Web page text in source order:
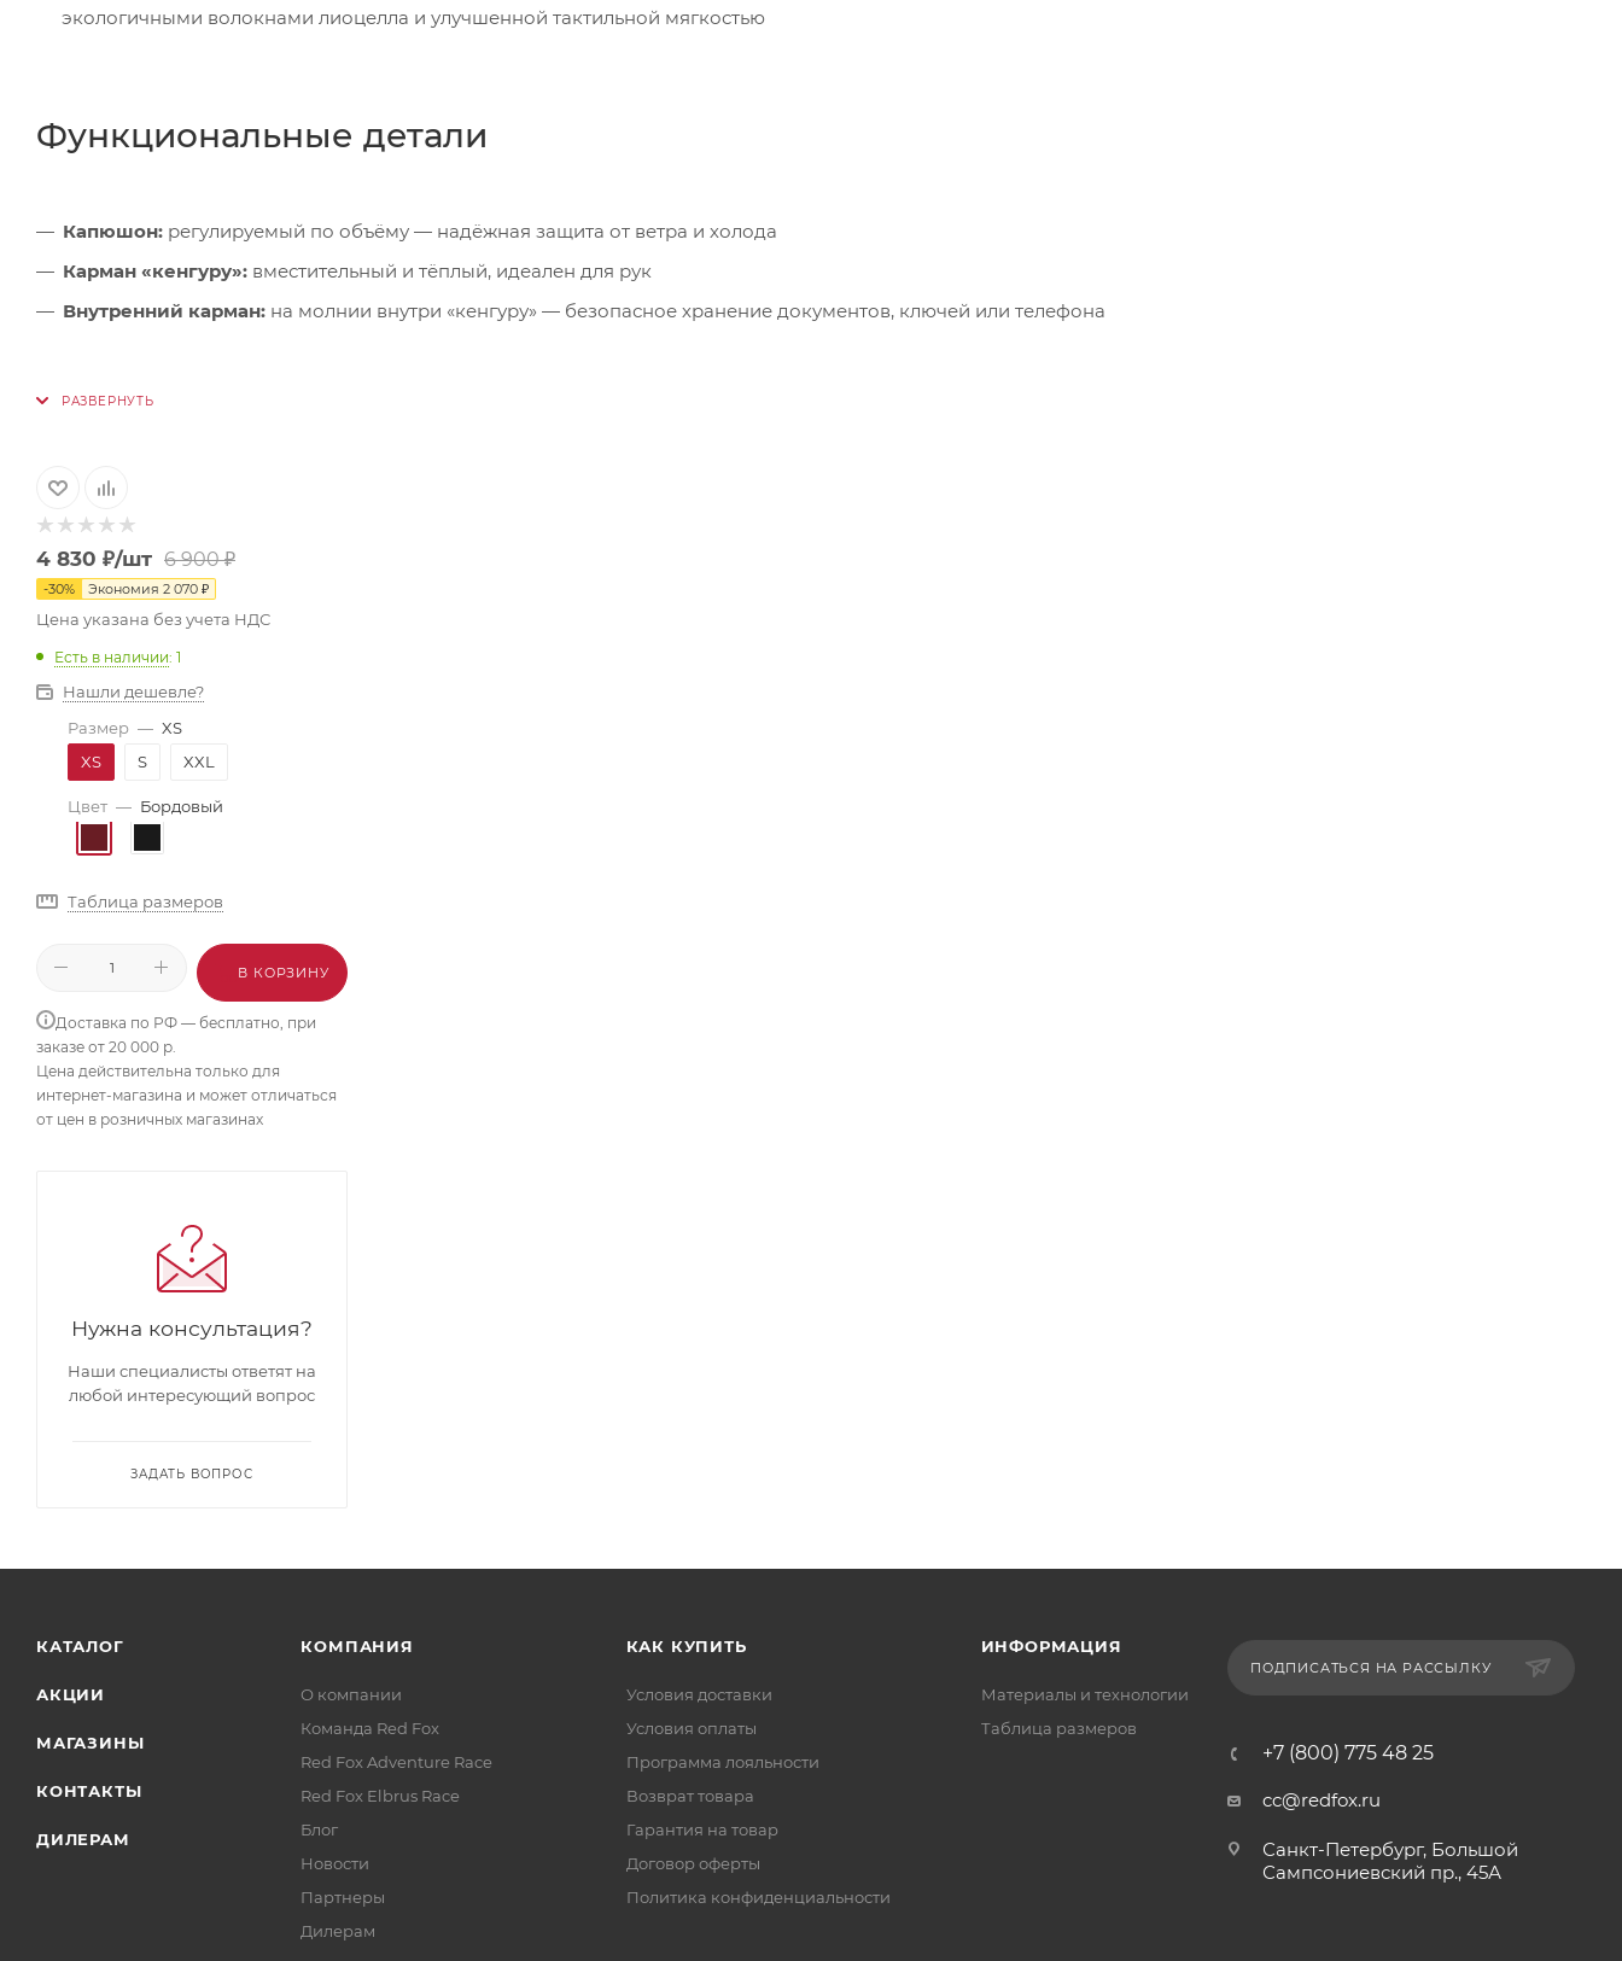
экологичными волокнами лиоцелла и улучшенной тактильной мягкостью
Функциональные детали
Капюшон: регулируемый по объёму — надёжная защита от ветра и холода
Карман «кенгуру»: вместительный и тёплый, идеален для рук
Внутренний карман: на молнии внутри «кенгуру» — безопасное хранение документов, ключей или телефона
4 830 ₽/шт 6 900₽
-30% Экономия 2 070 ₽
Цена указана без учета НДС
Есть в наличии: 1
Нашли дешевле?
Размер — XS
XS
S XXL
Цвет — Бордовый
Таблица размеров
В КОРЗИНУ
Доставка по РФ — бесплатно, при
заказе от 20 000 р.
Цена действительна только для
интернет-магазина и может отличаться
от цен в розничных магазинах
Нужна консультация?
Наши специалисты ответят на
любой интересующий вопрос
ЗАДАТЬ ВОПРОС
КАТАЛОГ
АКЦИИ
МАГАЗИНЫ
КОНТАКТЫ
ДИЛЕРАМ
КОМПАНИЯ
О компании
Команда Red Fox
Red Fox Adventure Race
Red Fox Elbrus Race
Блог
Новости
Партнеры
Дилерам
КАК КУПИТЬ
Условия доставки
Условия оплаты
Программа лояльности
Возврат товара
Гарантия на товар
Договор оферты
Политика конфиденциальности
ИНФОРМАЦИЯ
Материалы и технологии
Таблица размеров
ПОДПИСАТЬСЯ НА РАССЫЛКУ
+7 (800) 775 48 25
cc@redfox.ru
Санкт-Петербург, Большой
Сампсониевский пр., 45А